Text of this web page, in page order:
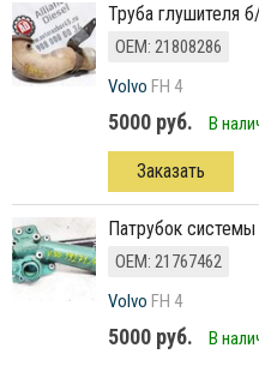
труба глушителя
ОЕМ: 21808286
Volvo FH 4
5000 руб. В
Заказать
Патрубок
ОЕМ: 21767462
Volvo FH 4
5000 руб. В